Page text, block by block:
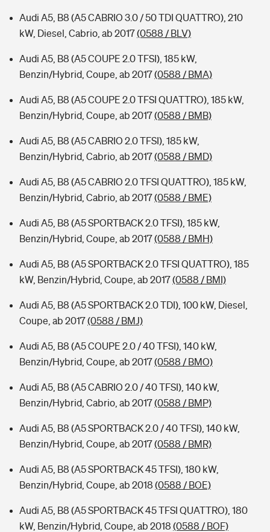
Audi A5, B8 (A5 CABRIO 3.0 / 50 TDI QUATTRO), 210
kW, Diesel, Cabrio, ab 2017(0588 / BLV)
Audi A5, B8 (A5 COUPE 2.0 TFSI), 185 kW,
Benzin/Hybrid, Coupe, ab 2017(0588 / BMA)
Audi A5, B8 (A5 COUPE 2.0 TFSI QUATTRO), 185 kW,
Benzin/Hybrid, Coupe, ab 2017(0588 / BMB)
Audi A5, B8 (A5 CABRIO 2.0 TFSI), 185 kW,
Benzin/Hybrid, Cabrio, ab 2017(0588 / BMD)
Audi A5, B8 (A5 CABRIO 2.0 TFSI QUATTRO), 185 kW,
Benzin/Hybrid, Cabrio, ab 2017(0588 / BME)
Audi A5, B8 (A5 SPORTBACK 2.0 TFSI), 185 kW,
Benzin/Hybrid, Coupe, ab 2017(0588 / BMH)
Audi A5, B8 (A5 SPORTBACK 2.0 TFSI QUATTRO), 185
kW, Benzin/Hybrid, Coupe, ab 2017(0588 / BMI)
Audi A5, B8 (A5 SPORTBACK 2.0 TDI), 100 kW, Diesel,
Coupe, ab 2017(0588 / BMJ)
Audi A5, B8 (A5 COUPE 2.0 / 40 TFSI), 140 kW,
Benzin/Hybrid, Coupe, ab 2017(0588 / BMO)
Audi A5, B8 (A5 CABRIO 2.0 / 40 TFSI), 140 kW,
Benzin/Hybrid, Cabrio, ab 2017(0588 / BMP)
Audi A5, B8 (A5 SPORTBACK 2.0 / 40 TFSI), 140 kW,
Benzin/Hybrid, Coupe, ab 2017(0588 / BMR)
Audi A5, B8 (A5 SPORTBACK 45 TFSI), 180 kW,
Benzin/Hybrid, Coupe, ab 2018 (0588 / BOE)
Audi A5, B8 (A5 SPORTBACK 45 TFSI QUATTRO), 180
kW, Benzin/Hybrid, Coupe, ab 2018 (0588 / BOF)